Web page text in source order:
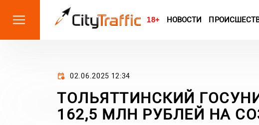
18+ НОВОСТИ
02.06.2025 12:34
ТОЛЬЯТТИНСКИЙ
162,5 МЛН РУБЛЕЙ НА